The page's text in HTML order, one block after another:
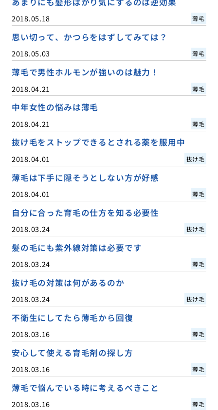
2018.05.18 薄毛
思い切って、かつらをはずしてみては？
2018.05.03 薄毛
薄毛で男性ホルモンが強いのは魅力！
2018.04.21 薄毛
中年女性の悩みは薄毛
2018.04.21 薄毛
抜け毛をストップできるとされる薬を服用中
2018.04.01 抜け毛
薄毛は下手に隠そうとしない方が好感
2018.04.01 薄毛
自分に合った育毛の仕方を知る必要性
2018.03.24 抜け毛
髪の毛にも紫外線対策は必要です
2018.03.24 薄毛
抜け毛の対策は何があるのか
2018.03.24 抜け毛
不衛生にしてたら薄毛から回復
2018.03.16 薄毛
安心して使える育毛剤の探し方
2018.03.16 薄毛
薄毛で悩んでいる時に考えるべきこと
2018.03.16 薄毛